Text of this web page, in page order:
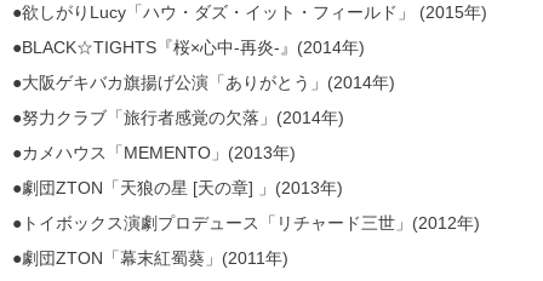
●欲しがりLucy「ハウ・ダズ・イット・フィールド」 (2015年)
●BLACK☆TIGHTS『桜×心中-再炎-』(2014年)
●大阪ゲキバカ旗揚げ公演「ありがとう」(2014年)
●努力クラブ「旅行者感覚の欠落」(2014年)
●カメハウス「MEMENTO」(2013年)
●劇団ZTON「天狼の星 [天の章] 」(2013年)
●トイボックス演劇プロデュース「リチャード三世」(2012年)
●劇団ZTON「幕末紅蜀葵」(2011年)